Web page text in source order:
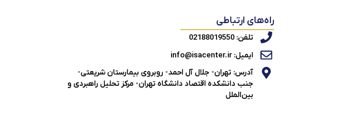
راه‌های ارتباطی
تلفن: 02188019550
ایمیل: info@isacenter.ir
آدرس: تهران- جلال آل احمد- روبروی بیمارستان شریعتی-
جنب دانشکده اقتصاد دانشگاه تهران- مرکز تحلیل راهبردی و
بین‌الملل